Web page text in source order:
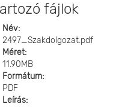
fájlok
Név:
2497_Szakdolgozat.pdf
Méret:
11.90MB
Formátum:
PDF
Leírás: